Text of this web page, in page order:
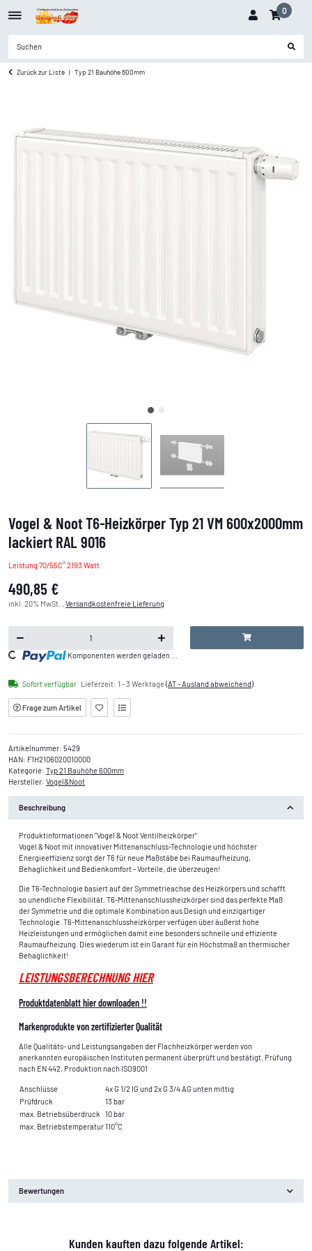
0
Zurück zur Liste Typ 21 Bauhöhe 600mm
Vogel & Noot T6-Heizkörper Typ 21 VM 600x2000mm
lackiert RAL 9016
Leistung 70/55C° 2193 Watt
490,85 €
inkl. 20% MwSt. , Versandkostenfreie Lieferung
Komponenten werden geladen ...
Sofort verfügbar Lieferzeit: 1 - 3 Werktage(AT - Ausland abweichend)
Frage zum Artikel
Artikelnummer: 5429
HAN: F1H2106020010000
Kategorie: Typ 21 Bauhöhe 600mm
Hersteller: Vogel&Noot
Beschreibung
Produktinformationen "Vogel & Noot Ventilheizkörper"
Vogel & Noot mit innovativer Mittenanschluss-Technologie und höchster
Energieeffizienz sorgt der T6 für neue Maßstäbe bei Raumaufheizung,
Behaglichkeit und Bedienkomfort - Vorteile, die überzeugen!
Die T6-Technologie basiert auf der Symmetrieachse des Heizkörpers und schafft
so unendliche Flexibilität. T6-Mittenanschlussheizkörper sind das perfekte Maß
der Symmetrie und die optimale Kombination aus Design und einzigartiger
Technologie. T6-Mittenanschlussheizkörper verfügen über äußerst hohe
Heizleistungen und ermöglichen damit eine besonders schnelle und effiziente
Raumaufheizung. Dies wiederum ist ein Garant für ein Höchstmaß an thermischer
Behaglichkeit!
LEISTUNGSBERECHNUNG HIER
Produktdatenblatt hier downloaden !!
Markenprodukte von zertifizierter Qualität
Alle Qualitäts- und Leistungsangaben der Flachheizkörper werden von
anerkannten europäischen Instituten permanent überprüft und bestätigt. Prüfung
nach EN 442, Produktion nach ISO9001
Anschlüsse
4x G 1/2 IG und 2x G 3/4 AG unten mittig
Prüfdruck
13 bar
max. Betriebsüberdruck
10 bar
max. Betriebstemperatur110°C
Bewertungen
Kunden kauften dazu folgende Artikel: